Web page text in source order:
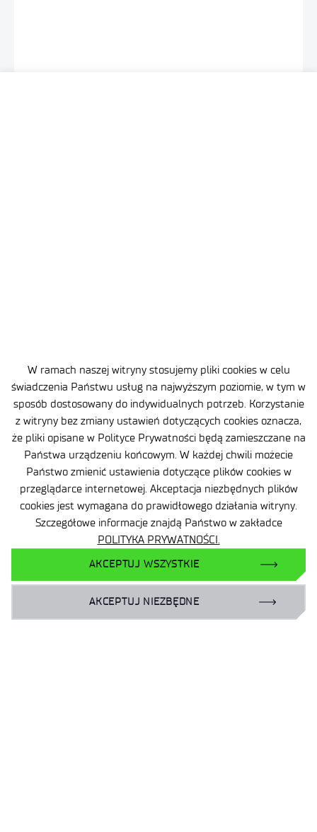
W ramach naszej witryny stosujemy pliki cookies w celu
świadczenia Państwu usług na najwyższym poziomie, w tym w
sposób dostosowany do indywidualnych potrzeb. Korzystanie
z witryny bez zmiany ustawień dotyczących cookies oznacza,
że pliki opisane w Polityce Prywatności będą zamieszczane na
Państwa urządzeniu końcowym. W każdej chwili możecie
Państwo zmienić ustawienia dotyczące plików cookies w
przeglądarce internetowej. Akceptacja niezbędnych plików
cookies jest wymagana do prawidłowego działania witryny.
Szczegółowe informacje znajdą Państwo w zakładce
POLITYKA PRYWATNOŚCI.
AKCEPTUJ WSZYSTKIE
AKCEPTUJ NIEZBĘDNE
Brak opublikowanego wyniku naboru.
APLIKUJ TERAZ
POWRÓT DO LISTY OFERT
PRZEJDŹ DO LISTY WYNIKÓW
NABORÓW